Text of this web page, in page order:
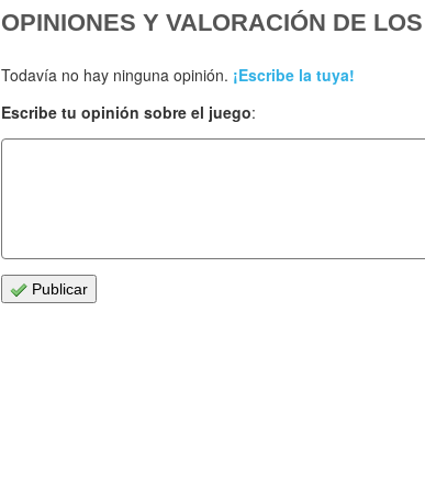
OPINIONES Y VALORACIÓN DE
Todavía no hay ninguna opinión. ¡Escribe la tuya!
Escribe tu opinión sobre el juego:
Publicar